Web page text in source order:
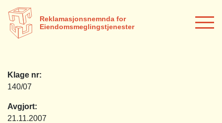
Reklamasjonsnemnda for
Eiendomsmeglingstjenester
Klage nr:
140/07
Avgjort:
21.11.2007